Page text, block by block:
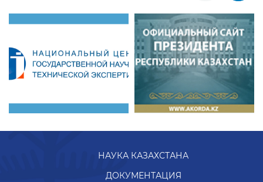
НАУКА КАЗАХСТАНА
ДОКУМЕНТАЦИЯ